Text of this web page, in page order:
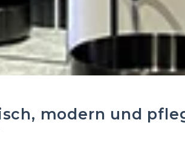
modern und